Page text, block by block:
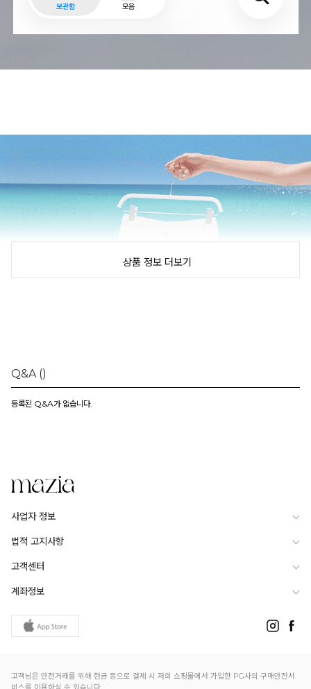
상품 정보 더보기
Q&A ()
등록된 Q&A가 없습니다.
사업자 정보
법적 고지사항
고객센터
계좌정보
고객님은 안전거래를 위해 현금 등으로 결제 시 저희 쇼핑몰에서 가입한 PG사의 구매안전서
비스를 이용하실 수 있습니다.